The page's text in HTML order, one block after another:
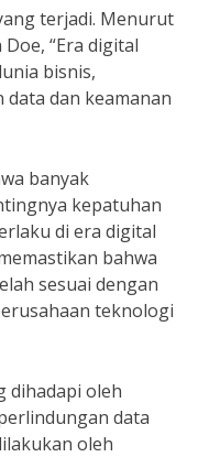
terjadi. Menurut
“Era digital
bisnis,
dan keamanan
banyak
kepatuhan
di era digital
bahwa
sesuai dengan
teknologi
dihadapi oleh
data
oleh